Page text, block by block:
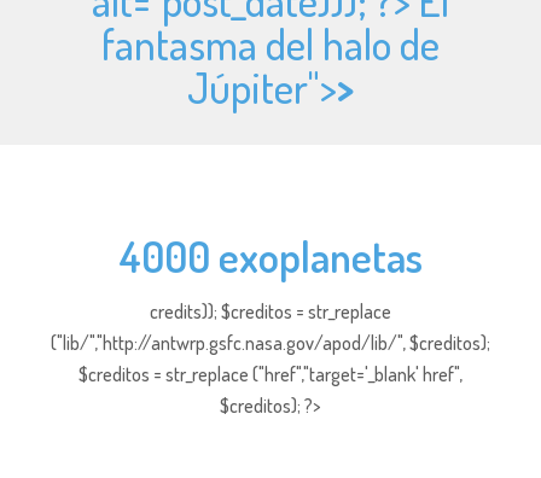
fantasma del halo de
Júpiter">>
4000 exoplanetas
credits)); $creditos = str_replace
("lib/","http://antwrp.gsfc.nasa.gov/apod/lib/", $creditos);
$creditos = str_replace ("href","target='_blank' href",
$creditos); ?>